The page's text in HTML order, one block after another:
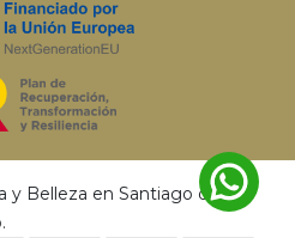
y Belleza en Santiago de